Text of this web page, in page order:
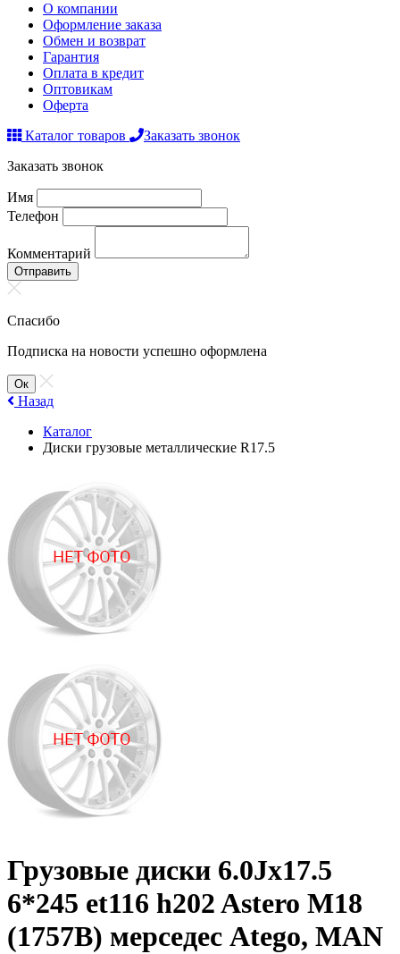
О компании
Оформление заказа
Обмен и возврат
Гарантия
Оплата в кредит
Оптовикам
Оферта
Каталог товаров
Заказать звонок
Заказать звонок
Имя
Телефон
Комментарий
Отправить
Спасибо
Подписка на новости успешно оформлена
Ок
Назад
Каталог
Диски грузовые металлические R17.5
Грузовые диски 6.0Jx17.5
6*245 et116 h202 Astero М18
(1757B) мерседес Atego, MAN